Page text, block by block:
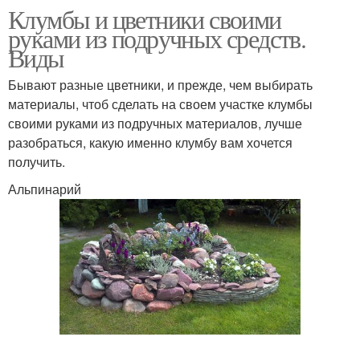
Клумбы и цветники своими
руками из подручных средств.
Виды
Бывают разные цветники, и прежде, чем выбирать
материалы, чтоб сделать на своем участке клумбы
своими руками из подручных материалов, лучше
разобраться, какую именно клумбу вам хочется
получить.
Альпинарий